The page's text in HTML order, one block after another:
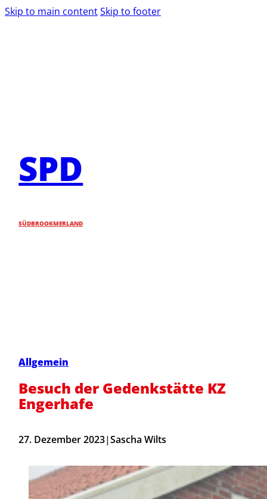
Skip to main contentSkip to footer
SPD
SÜDBROOKMERLAND
Allgemein
Besuch der Gedenkstätte KZ
Engerhafe
27. Dezember 2023|Sascha Wilts